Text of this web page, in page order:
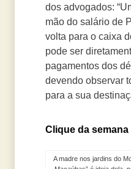
dos advogados:
mão do salário de
volta para o caixa
pode ser
pagamentos dos
devendo observar
para a sua
Clique da semana
A madre nos jardins do